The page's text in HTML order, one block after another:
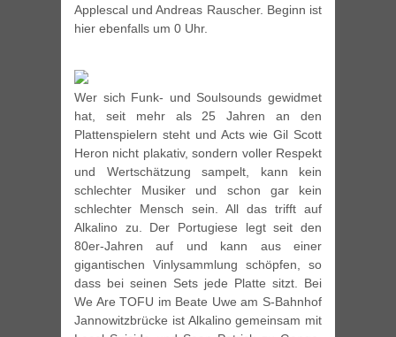
Applescal und Andreas Rauscher. Beginn ist
hier ebenfalls um 0 Uhr.
Wer sich Funk- und Soulsounds gewidmet
hat, seit mehr als 25 Jahren an den
Plattenspielern steht und Acts wie Gil Scott
Heron nicht plakativ, sondern voller Respekt
und Wertschätzung sampelt, kann kein
schlechter Musiker und schon gar kein
schlechter Mensch sein. All das trifft auf
Alkalino zu. Der Portugiese legt seit den
80er-Jahren auf und kann aus einer
gigantischen Vinlysammlung schöpfen, so
dass bei seinen Sets jede Platte sitzt. Bei
We Are TOFU im Beate Uwe am S-Bahnhof
Jannowitzbrücke ist Alkalino gemeinsam mit